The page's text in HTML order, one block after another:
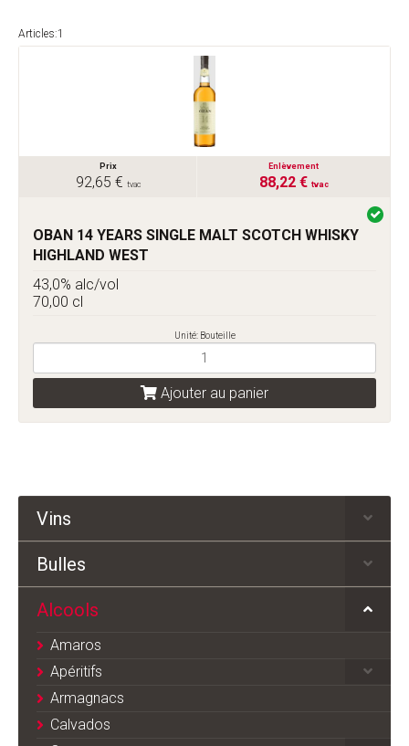
Articles:1
Prix
92,65 € tvac
Enlèvement
88,22 € tvac
OBAN 14 YEARS SINGLE MALT SCOTCH WHISKY
HIGHLAND WEST
43,0% alc/vol
70,00 cl
Unité: Bouteille
Ajouter au panier
Vins
Bulles
Alcools
Amaros
Apéritifs
Armagnacs
Calvados